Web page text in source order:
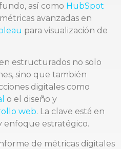
así como HubSpot
avanzadas en
para visualización de
estructurados no solo
sino que también
digitales como
o el diseño y
web. La clave está en
enfoque estratégico.
de métricas digitales